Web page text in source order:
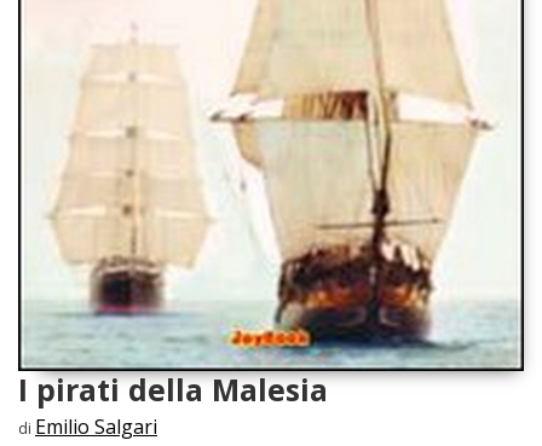
I pirati della Malesia
di Emilio Salgari